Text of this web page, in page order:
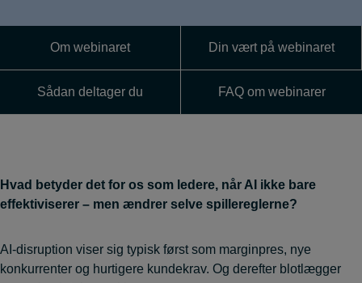
Om webinaret Din vært på webinaret
Sådan deltager du FAQ om webinarer
Hvad betyder det for os som ledere, når AI ikke bare
effektiviserer – men ændrer selve spillereglerne?
AI-disruption viser sig typisk først som marginpres, nye
konkurrenter og hurtigere kundekrav. Og derefter blotlægger